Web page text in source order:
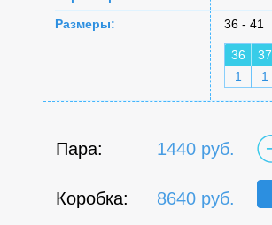
Размеры:
36 - 41
36 37
1
1
Пара: 1440 руб.
Коробка: 8640 руб.